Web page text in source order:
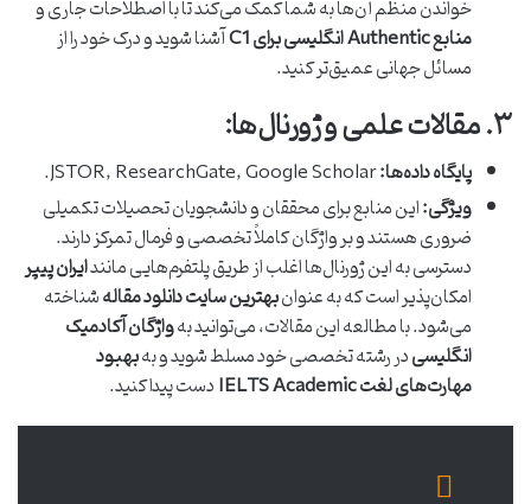
خواندن منظم آن‌ها به شما کمک می‌کند تا با اصطلاحات جاری و
منابع Authentic انگلیسی برای C1 آشنا شوید و درک خود را از
مسائل جهانی عمیق‌تر کنید.
۳. مقالات علمی و ژورنال‌ها:
پایگاه داده‌ها:
ویژگی:این منابع برای محققان و دانشجویان تحصیلات تکمیلی
ضروری هستند و بر واژگان کاملاً تخصصی و فرمال تمرکز دارند.
دسترسی به این ژورنال‌ها اغلب از طریق پلتفرم‌هایی مانندایران پیپر
امکان‌پذیر است که به عنوانبهترین سایت دانلود مقالهشناخته
می‌شود. با مطالعه این مقالات، می‌توانید بهواژگان آکادمیک
انگلیسیدر رشته تخصصی خود مسلط شوید و بهبهبود
مهارت‌های لغت IELTS Academic دست پیدا کنید.